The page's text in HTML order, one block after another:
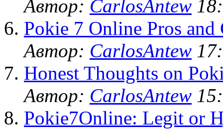
Автор: CarlosAntew
Pokie 7 Online Pros and
Автор: CarlosAntew
Honest Thoughts on
Автор: CarlosAntew
Pokie7Online: Legit or